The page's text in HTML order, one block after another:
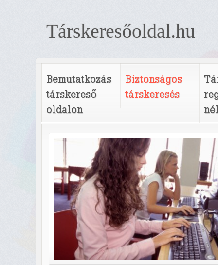
Társkeresőoldal.hu
Bemutatkozás
társkereső
oldalon
Biztonságos
társkeresés